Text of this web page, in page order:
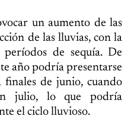
un aumento de las
de las lluvias, con la
de sequía. De
año podría presentarse
finales de junio, cuando
julio, lo que podría
el ciclo lluvioso.